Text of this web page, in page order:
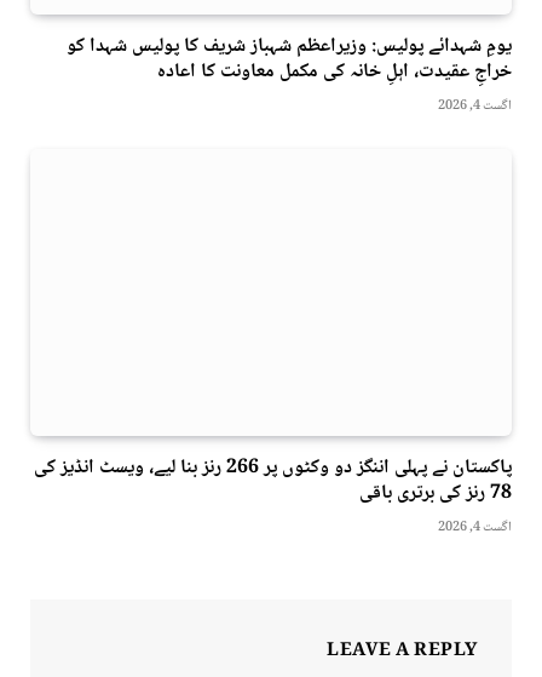
یومِ شہدائے پولیس: وزیراعظم شہباز شریف کا پولیس شہدا کو
خراجِ عقیدت، اہلِ خانہ کی مکمل معاونت کا اعادہ
اگست 4, 2026
پاکستان نے پہلی اننگز دو وکٹوں پر 266 رنز بنا لیے، ویسٹ انڈیز کی
78 رنز کی برتری باقی
اگست 4, 2026
LEAVE A REPLY